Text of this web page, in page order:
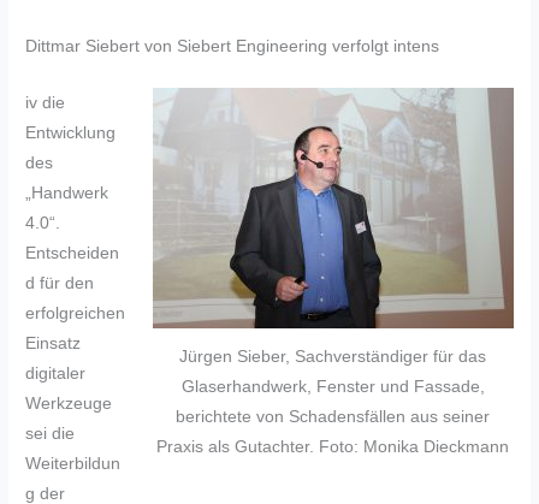
Dittmar Siebert von Siebert Engineering verfolgt intens
Jürgen Sieber, Sachverständiger für das
Glaserhandwerk, Fenster und Fassade,
berichtete von Schadensfällen aus seiner
Praxis als Gutachter. Foto: Monika Dieckmann
iv die
Entwicklung
des
„Handwerk
4.0“.
Entscheiden
d für den
erfolgreichen
Einsatz
digitaler
Werkzeuge
sei die
Weiterbildun
g der